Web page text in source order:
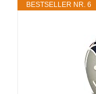
BESTSELLER NR. 6